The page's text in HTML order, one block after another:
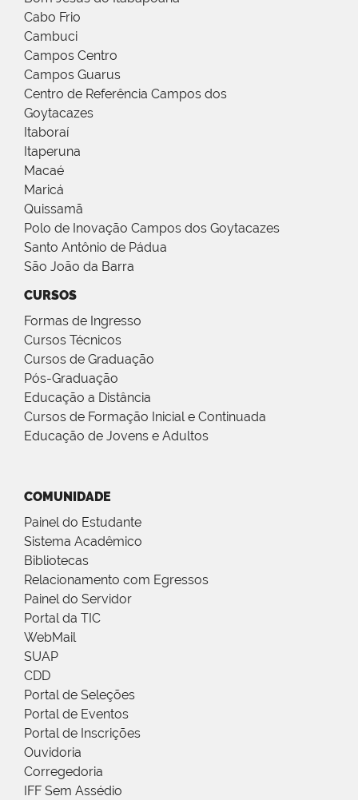
Cabo Frio
Cambuci
Campos Centro
Campos Guarus
Centro de Referência Campos dos
Goytacazes
Itaboraí
Itaperuna
Macaé
Maricá
Quissamã
Polo de Inovação Campos dos Goytacazes
Santo Antônio de Pádua
São João da Barra
CURSOS
Formas de Ingresso
Cursos Técnicos
Cursos de Graduação
Pós-Graduação
Educação a Distância
Cursos de Formação Inicial e Continuada
Educação de Jovens e Adultos
COMUNIDADE
Painel do Estudante
Sistema Acadêmico
Bibliotecas
Relacionamento com Egressos
Painel do Servidor
Portal da TIC
WebMail
SUAP
CDD
Portal de Seleções
Portal de Eventos
Portal de Inscrições
Ouvidoria
Corregedoria
IFF Sem Assédio